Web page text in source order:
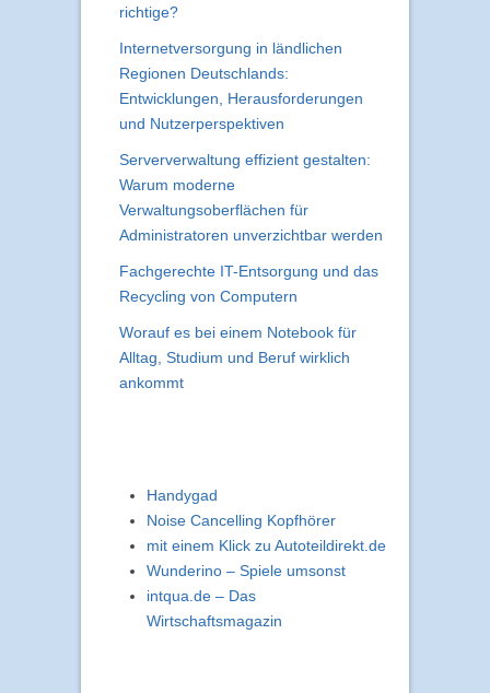
richtige?
Internetversorgung in ländlichen
Regionen Deutschlands:
Entwicklungen, Herausforderungen
und Nutzerperspektiven
Serververwaltung effizient gestalten:
Warum moderne
Verwaltungsoberflächen für
Administratoren unverzichtbar werden
Fachgerechte IT-Entsorgung und das
Recycling von Computern
Worauf es bei einem Notebook für
Alltag, Studium und Beruf wirklich
ankommt
Handygad
Noise Cancelling Kopfhörer
mit einem Klick zu Autoteildirekt.de
Wunderino – Spiele umsonst
intqua.de – Das
Wirtschaftsmagazin